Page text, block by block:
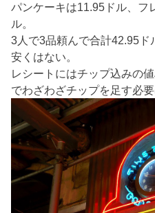
パンケーキは11.95ドル、フ
ル。
3人で3品頼んで合計42.95
安くはない。
レシートにはチップ込みの
でわざわざチップを足す必要